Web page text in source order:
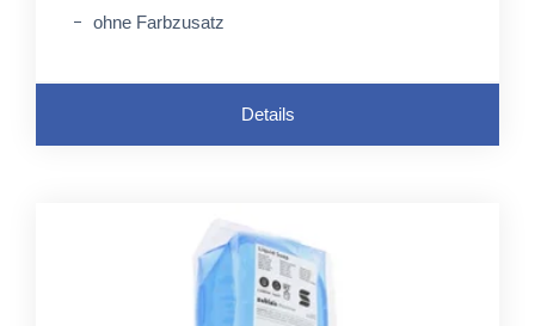
ohne Farbzusatz
Details